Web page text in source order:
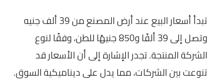
تبدأ أسعار البيع عند أرض المصنع من 39 ألف جنيه
وتصل إلى 39 ألفًا و850 جنيهًا للطن، وفقًا لنوع
الشركة المنتجة. تجدر الإشارة إلى أن الأسعار قد
تنوعت بين الشركات، مما يدل على ديناميكية السوق.